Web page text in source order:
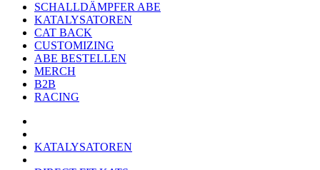
SCHALLDÄMPFER ABE
KATALYSATOREN
CAT BACK
CUSTOMIZING
ABE BESTELLEN
MERCH
B2B
RACING
KATALYSATOREN